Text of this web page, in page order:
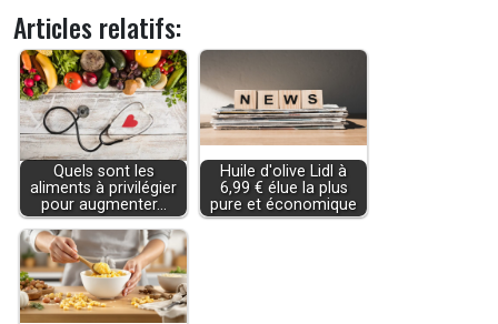
Articles relatifs:
Quels sont les
aliments à privilégier
pour augmenter…
Huile d'olive Lidl à
6,99 € élue la plus
pure et économique